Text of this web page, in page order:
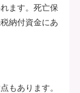
ます。死亡保
納付資金にあ
もあります。